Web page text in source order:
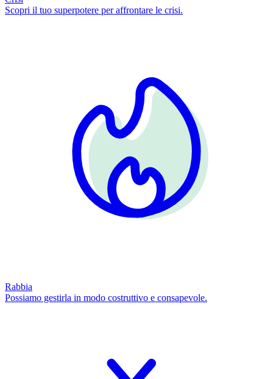
Scopri il tuo superpotere per affrontare le crisi.
Rabbia
Possiamo gestirla in modo costruttivo e consapevole.